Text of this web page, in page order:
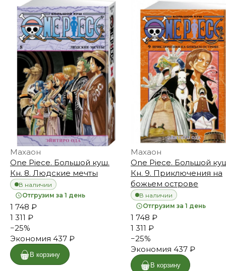
Махаон
One Piece. Большой куш.
Кн. 8. Людские мечты
В наличии
Отгрузим за 1 день
1 748 ₽
1 311 ₽
−25%
Экономия 437 ₽
В корзину
Махаон
One Piece. Большой
Кн. 9. Приключения на
божьем острове
В наличии
Отгрузим за 1 день
1 748 ₽
1 311 ₽
−25%
Экономия 437 ₽
В корзину